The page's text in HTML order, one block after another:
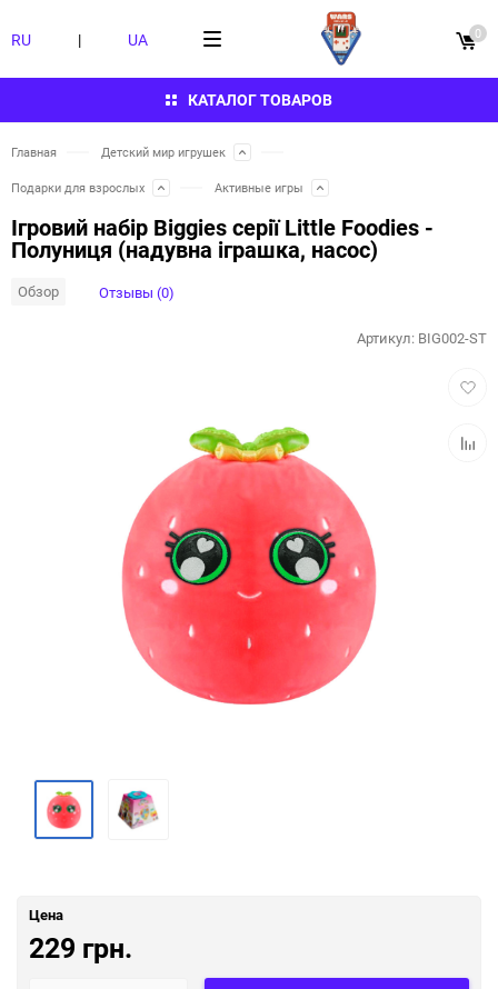
КАТАЛОГ ТОВАРОВ
RU | UA 0
Главная Детский мир игрушек
Подарки для взрослых Активные игры
Ігровий набір Biggies серії Little Foodies -
Полуниця (надувна іграшка, насос)
Обзор Отзывы (0)
Артикул: BIG002-ST
Цена
229 грн.